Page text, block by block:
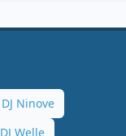
DJ Ninove
DJ Welle